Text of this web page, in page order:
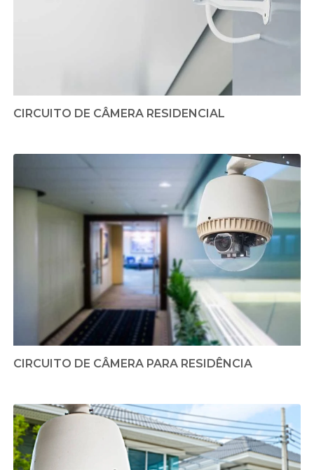
CIRCUITO DE CÂMERA RESIDENCIAL
CIRCUITO DE CÂMERA PARA RESIDÊNCIA